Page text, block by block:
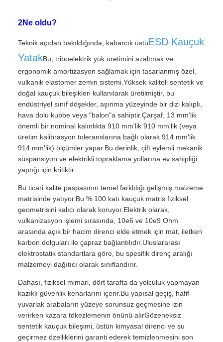
2Ne oldu?
Teknik açıdan bakıldığında, kabarcık üstüESD Kauçuk
YatakBu, triboelektrik yük üretimini azaltmak ve
ergonomik amortizasyon sağlamak için tasarlanmış özel,
vulkanik elastomer zemin sistemi.Yüksek kaliteli sentetik ve
doğal kauçuk bileşikleri kullanılarak üretilmiştir, bu
endüstriyel sınıf döşekler, aşınma yüzeyinde bir dizi kalıplı,
hava dolu kubbe veya "balon"a sahiptir.Çarşaf, 13 mm'lik
önemli bir nominal kalınlıkta 910 mm'lik 910 mm'lik (veya
üretim kalibrasyon toleranslarına bağlı olarak 914 mm'lik
914 mm'lik) ölçümler yapar.Bu derinlik, çift eylemli mekanik
süspansiyon ve elektrikli topraklama yollarına ev sahipliği
yaptığı için kritiktir.
Bu ticari kalite paspasının temel farklılığı gelişmiş malzeme
matrisinde yatıyor.Bu % 100 katı kauçuk matris fiziksel
geometrisini kalıcı olarak koruyor.Elektrik olarak,
vulkanizasyon işlemi sırasında, 10e6 ve 10e9 Ohm
arasında açık bir hacim direnci elde etmek için mat, iletken
karbon dolguları ile çapraz bağlantılıdır.Uluslararası
elektrostatik standartlara göre, bu spesifik direnç aralığı
malzemeyi dağıtıcı olarak sınıflandırır.
Dahası, fiziksel mimari, dört tarafta da yolculuk yapmayan
kazıklı güvenlik kenarlarını içerir.Bu yapısal geçiş, hafif
yuvarlak arabaların yüzeye sorunsuz geçmesine izin
verirken kazara tökezlemenin önünü alırGözeneksiz
sentetik kauçuk bileşimi, üstün kimyasal direnci ve su
geçirmez özelliklerini garanti ederek temizlenmesini son